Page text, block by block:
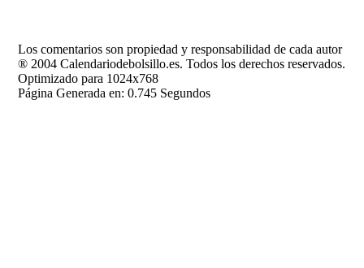
Los comentarios son propiedad y responsabilidad de cada autor
® 2004 Calendariodebolsillo.es. Todos los derechos reservados.
Optimizado para 1024x768
Página Generada en: 0.745 Segundos